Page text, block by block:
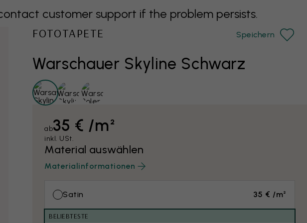
customer support if the problem persists.
Warschauer Skyline Schwarz
FOTOTAPETE Speichern
ab35 € /m²
inkl. USt.
Material auswählen
Materialinformationen
Satin 35 € /m²
BELIEBTESTE